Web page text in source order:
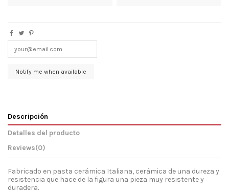
Descripción
Detalles del producto
Reviews(0)
Fabricado en pasta cerámica Italiana, cerámica de una dureza y
resistencia que hace de la figura una pieza muy resistente y
duradera.